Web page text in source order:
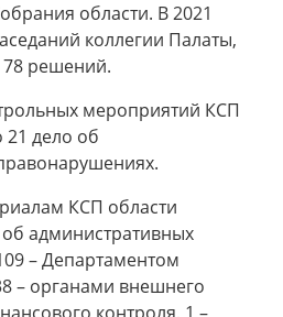
области. В 2021
коллегии Палаты,
78 решений.
мероприятий КСП
21 дело об
КСП области
административных
– Департаментом
– органами внешнего